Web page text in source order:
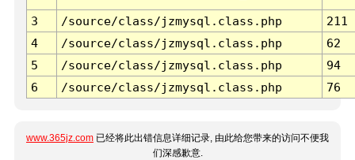
3 /source/class/jzmysql.class.php
211
4
/source/class/jzmysql.class.php
62
5
/source/class/jzmysql.class.php
94
6
/source/class/jzmysql.class.php 76
www.365jz.com 已经将此出错信息详细记录, 由此给您带来的访问不便我
们深感歉意.